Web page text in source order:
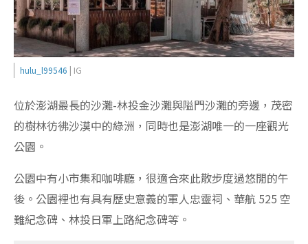
hulu_l99546 | IG
位於澎湖最長的沙灘-林投金沙灘與隘門沙灘的旁邊，茂密
的樹林彷彿沙漠中的綠洲，同時也是澎湖唯一的一座觀光
公園。
公園中有小市集和咖啡廳，很適合來此散步度過悠閒的午
後。公園裡也有具有歷史意義的軍人忠靈祠、華航 525 空
難紀念碑、林投日軍上路紀念碑等。